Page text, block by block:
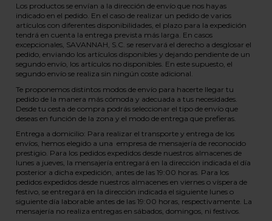
Los productos se envían a la dirección de envío que nos hayas
indicado en el pedido. En el caso de realizar un pedido de varios
artículos con diferentes disponibilidades, el plazo para la expedición
tendrá en cuenta la entrega prevista más larga. En casos
excepcionales, SAVANNAH, S.C. se reservará el derecho a desglosar el
pedido, enviando los artículos disponibles y dejando pendiente de un
segundo envío, los artículos no disponibles. En este supuesto, el
segundo envío se realiza sin ningún coste adicional.
Te proponemos distintos modos de envío para hacerte llegar tu
pedido de la manera más cómoda y adecuada a tus necesidades.
Desde tu cesta de compra podrás seleccionar el tipo de envío que
deseas en función de la zona y el modo de entrega que prefieras.
Entrega a domicilio: Para realizar el transporte y entrega de los
envíos, hemos elegido a una empresa de mensajería de reconocido
prestigio. Para los pedidos expedidos desde nuestros almacenes de
lunes a jueves, la mensajería entregará en la dirección indicada el día
posterior a dicha expedición, antes de las 19:00 horas. Para los
pedidos expedidos desde nuestros almacenes en viernes o víspera de
festivo, se entregará en la dirección indicada el siguiente lunes o
siguiente día laborable antes de las 19:00 horas, respectivamente. La
mensajería no realiza entregas en sábados, domingos, ni festivos.